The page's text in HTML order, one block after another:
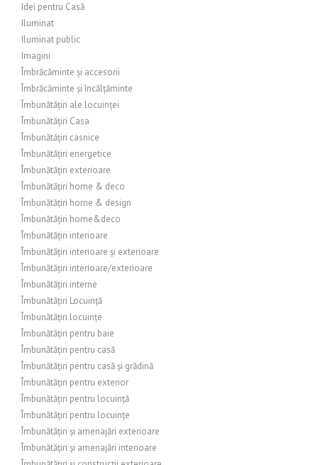
Idei pentru Casă
Iluminat
Iluminat public
Imagini
Îmbrăcăminte și accesorii
Îmbrăcăminte și încălțăminte
Îmbunătățiri ale locuinței
Îmbunătățiri Casa
Îmbunătățiri casnice
Îmbunătățiri energetice
Îmbunătățiri exterioare
Îmbunătățiri home & deco
Îmbunătățiri home & design
Îmbunătățiri home&deco
Îmbunătățiri interioare
Îmbunătățiri interioare și exterioare
Îmbunătățiri interioare/exterioare
Îmbunătățiri interne
Îmbunătățiri Locuință
Îmbunătățiri locuințe
Îmbunătățiri pentru baie
Îmbunătățiri pentru casă
Îmbunătățiri pentru casă și grădină
Îmbunătățiri pentru exterior
Îmbunătățiri pentru locuință
Îmbunătățiri pentru locuințe
Îmbunătățiri și amenajări exterioare
Îmbunătățiri și amenajări interioare